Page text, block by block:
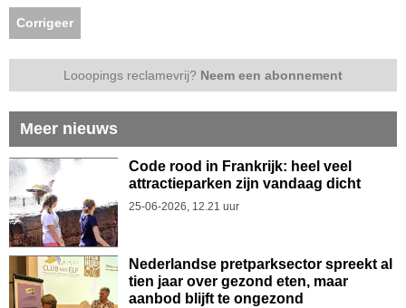
Corrigeer
Looopings reclamevrij? Neem een abonnement
Meer nieuws
Code rood in Frankrijk: heel veel
attractieparken zijn vandaag dicht
25-06-2026, 12.21 uur
Nederlandse pretparksector spreekt al
tien jaar over gezond eten, maar
aanbod blijft te ongezond